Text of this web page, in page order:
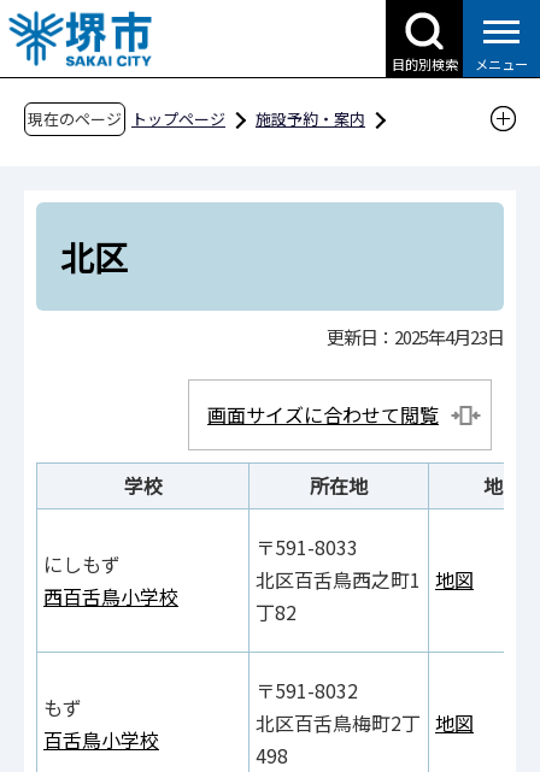
こ
の
ペ
目的別検索 メニュー
現在のページ トップページ
施設予約・案内
北区
更新日：2025年4月23日
画面サイズに合わせて閲覧
学校 所在地 地図
にしもず
西百舌鳥小学校
〒591-8033
北区百舌鳥西之町1
丁82
地図
もず
百舌鳥小学校
〒591-8032
北区百舌鳥梅町2丁
498
地図